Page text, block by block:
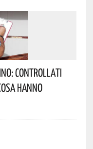
Controllati
Hanno